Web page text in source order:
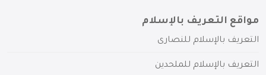
مواقع التعريف بالإسلام
التعريف بالإسلام للنصارى
التعريف بالإسلام للملحدين